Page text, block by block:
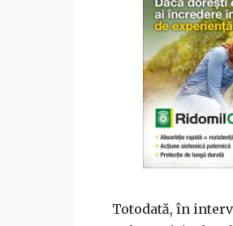
Totodată, în